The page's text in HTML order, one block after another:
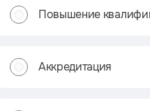
Повышение
Аккредитация